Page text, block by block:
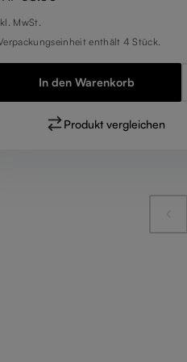
MwSt.
enthält 4 Stück.
In den Warenkorb
Produkt vergleichen